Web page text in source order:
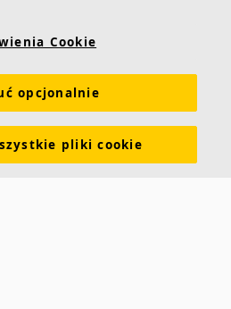
usługi Wymagania funkcjonalne
Deklaracje właściwości użytkowych
Cookie
opcjonalnie
pliki cookie